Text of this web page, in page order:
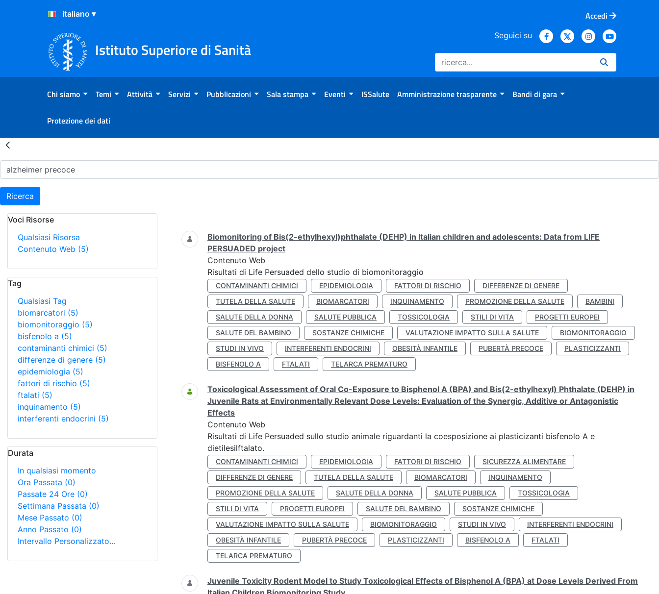
Salta al Contenuto
Salta al Footer
Accedi
Istituto Superiore di Sanità
Seguici su
Chi siamo Temi Attività Servizi Pubblicazioni Sala stampa Eventi ISSalute Amministrazione trasparente Bandi di gara
Protezione dei dati
Risultati della Ricerca - Home
Ricerca
Voci Risorse
Qualsiasi Risorsa
Contenuto Web (5)
Tag
Qualsiasi Tag
biomarcatori (5)
biomonitoraggio (5)
bisfenolo a (5)
contaminanti chimici (5)
differenze di genere (5)
epidemiologia (5)
fattori di rischio (5)
ftalati (5)
inquinamento (5)
interferenti endocrini (5)
Durata
In qualsiasi momento
Ora Passata (0)
Passate 24 Ore (0)
Settimana Passata (0)
Mese Passato (0)
Anno Passato (0)
Intervallo Personalizzato…
Ricerca
Biomonitoring of Bis(2-ethylhexyl)phthalate (DEHP) in Italian children and adolescents: Data from LIFE
PERSUADED project
Contenuto Web
Risultati di Life Persuaded dello studio di biomonitoraggio
CONTAMINANTI CHIMICI EPIDEMIOLOGIA FATTORI DI RISCHIO
DIFFERENZE DI GENERE
TUTELA DELLA SALUTE
BIOMARCATORI INQUINAMENTO PROMOZIONE DELLA SALUTE
BAMBINI
SALUTE DELLA DONNA
SALUTE PUBBLICA TOSSICOLOGIA STILI DI VITA
PROGETTI EUROPEI
SALUTE DEL BAMBINO
SOSTANZE CHIMICHE VALUTAZIONE IMPATTO SULLA SALUTE
BIOMONITORAGGIO
STUDI IN VIVO
INTERFERENTI ENDOCRINI OBESITÀ INFANTILE PUBERTÀ PRECOCE
PLASTICIZZANTI
BISFENOLO A
FTALATI TELARCA PREMATURO
Toxicological Assessment of Oral Co-Exposure to Bisphenol A (BPA) and Bis(2-ethylhexyl) Phthalate (DEHP) in
Juvenile Rats at Environmentally Relevant Dose Levels: Evaluation of the Synergic, Additive or Antagonistic
Effects
Contenuto Web
Risultati di Life Persuaded sullo studio animale riguardanti la coesposizione ai plasticizanti bisfenolo A e
dietilesilftalato.
CONTAMINANTI CHIMICI EPIDEMIOLOGIA FATTORI DI RISCHIO
SICUREZZA ALIMENTARE
DIFFERENZE DI GENERE
TUTELA DELLA SALUTE BIOMARCATORI
INQUINAMENTO
PROMOZIONE DELLA SALUTE
SALUTE DELLA DONNA SALUTE PUBBLICA
TOSSICOLOGIA
STILI DI VITA
PROGETTI EUROPEI SALUTE DEL BAMBINO
SOSTANZE CHIMICHE
VALUTAZIONE IMPATTO SULLA SALUTE
BIOMONITORAGGIO STUDI IN VIVO
INTERFERENTI ENDOCRINI
OBESITÀ INFANTILE
PUBERTÀ PRECOCE PLASTICIZZANTI BISFENOLO A
FTALATI
TELARCA PREMATURO
Juvenile Toxicity Rodent Model to Study Toxicological Effects of Bisphenol A (BPA) at Dose Levels Derived From